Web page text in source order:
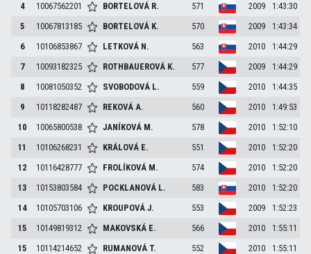
4
10067562201 BORTELOVÁ R. 571 2009
1:43:30
5
10067813185 BORTELOVÁ K. 570 2009
1:43:34
6
10106853867 LETKOVÁ N. 563 2010
1:44:29
7
10093182325 ROTHBAUEROVÁ K. 577 2009
1:44:29
8
10081050352 SVOBODOVÁ L. 559 2010
1:44:35
9
10118282487 REKOVÁA. 560 2010
1:49:53
10
10065800538 JANÍKOVÁ M. 578 2010
1:52:10
11
10106268231 KRÁLOVÁ E. 551 2010
1:52:20
12
10116428777 FROLÍKOVÁ M. 574 2010
1:52:20
13
10153803584 POCKLANOVÁ L. 583 2010
1:52:20
14
10105703106 KROUPOVÁJ. 553 2009
1:52:23
15
10149819312 MAKOVSKÁ E. 566 2010
1:55:11
15
10114214652 RUMANOVÁ T. 552 2010
1:55:11